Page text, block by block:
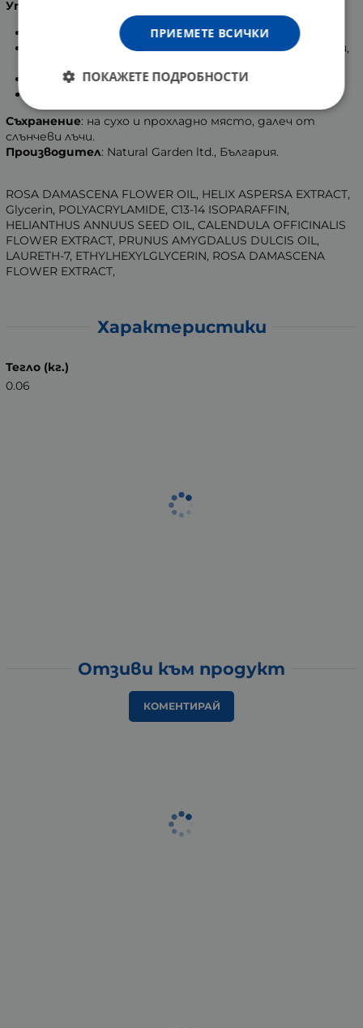
Употреба
Разклатете преди употреба.
Прилагайте сутрин и вечер върху почистено шия,
След серума нанесете крем за лице.
Съхранение: на сухо и прохладно място, далеч от
слънчеви лъчи.
Производител: Natural Garden ltd., България.
ROSA DAMASCENA FLOWER OIL, HELIX ASPERSA EXTRACT,
Glycerin, POLYACRYLAMIDE, C13-14 ISOPARAFFIN,
HELIANTHUS ANNUUS SEED OIL, CALENDULA OFFICINALIS
FLOWER EXTRACT, PRUNUS AMYGDALUS DULCIS OIL,
LAURETH-7, ETHYLHEXYLGLYCERIN, ROSA DAMASCENA
FLOWER EXTRACT,
Характеристики
Тегло (кг.)
0.06
Отзиви към продукт
КОМЕНТИРАЙ
ПРИЕМЕТЕ ВСИЧКИ
ПОКАЖЕТЕ ПОДРОБНОСТИ